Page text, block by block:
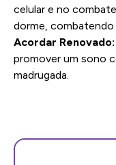
celular e no
dorme,
Acordar Renovado:
promover um sono
madrugada.